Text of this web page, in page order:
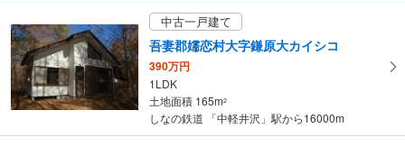
3LDK
土地面積 93.16m
中古一戸建て
吾妻郡嬬恋村大字鎌原大カイシコ
390万円
1LDK
土地面積 165m2
しなの鉄道 「中軽井沢」駅から16000m